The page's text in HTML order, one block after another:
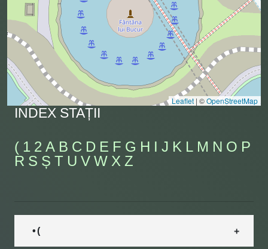
Leaflet | ©OpenStreetMap
INDEX STAȚII
( 1 2 A B C D E F G H I J K L M N O P
R S Ș T U V W X Z
• (